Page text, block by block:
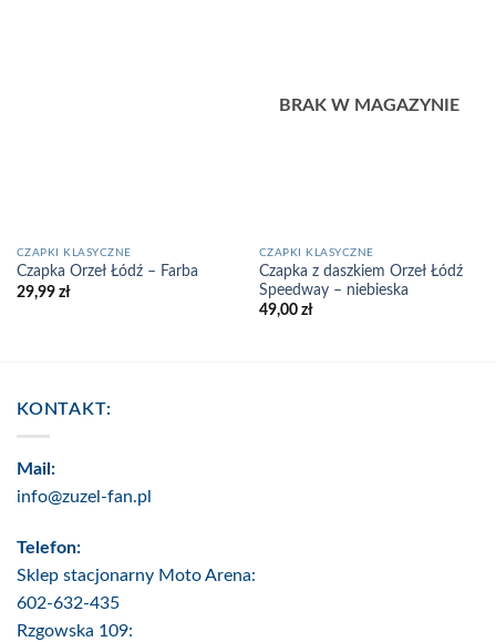
CZAPKI KLASYCZNE
Czapka Orzeł Łódź – Farba
29,99 zł
BRAK W MAGAZYNIE
CZAPKI KLASYCZNE
Czapka z daszkiem Orzeł Łódź
Speedway – niebieska
49,00 zł
KONTAKT:
Mail:
info@zuzel-fan.pl
Telefon:
Sklep stacjonarny Moto Arena:
602-632-435
Rzgowska 109: